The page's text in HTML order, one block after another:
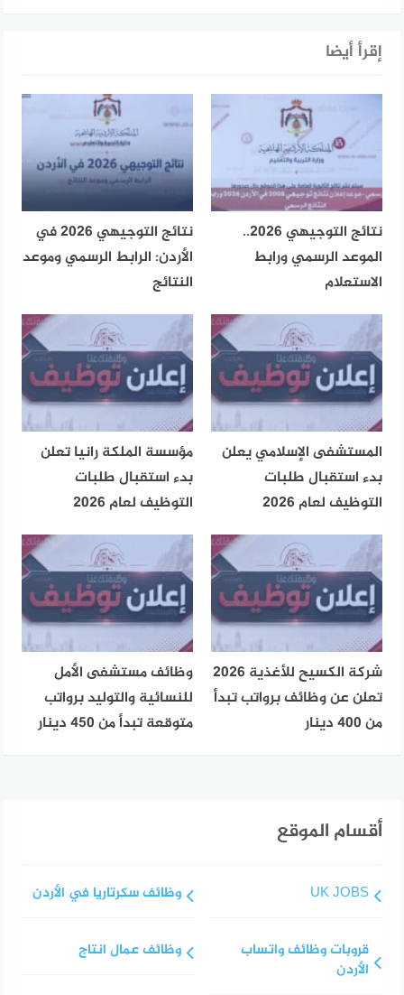
إقرأ أيضا
نتائج التوجيهي 2026..
الموعد الرسمي ورابط
الاستعلام
نتائج التوجيهي 2026 في
الأردن: الرابط الرسمي وموعد
النتائج
المستشفى الإسلامي يعلن
بدء استقبال طلبات
التوظيف لعام 2026
مؤسسة الملكة رانيا تعلن
بدء استقبال طلبات
التوظيف لعام 2026
شركة الكسيح للأغذية 2026
تعلن عن وظائف برواتب تبدأ
من 400 دينار
وظائف مستشفى الأمل
للنسائية والتوليد برواتب
متوقعة تبدأ من 450 دينار
أقسام الموقع
UK JOBS
قروبات وظائف واتساب
الأردن
وظائف سكرتاريا في الأردن
وظائف عمال انتاج